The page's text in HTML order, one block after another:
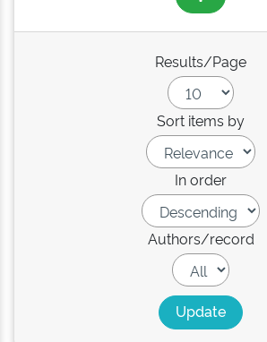
Results/Page
Sort items by
In order
Authors/record